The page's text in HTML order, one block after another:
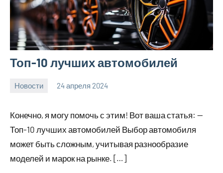
Топ-10 лучших автомобилей
Новости 24 апреля 2024
Конечно, я могу помочь с этим! Вот ваша статья: —
Топ-10 лучших автомобилей Выбор автомобиля
может быть сложным, учитывая разнообразие
моделей и марок на рынке. […]